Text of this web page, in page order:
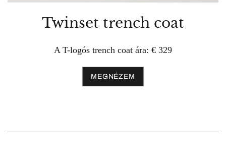
Twinset trench coat
A T-logós trench coat ára: € 329
MEGNÉZEM